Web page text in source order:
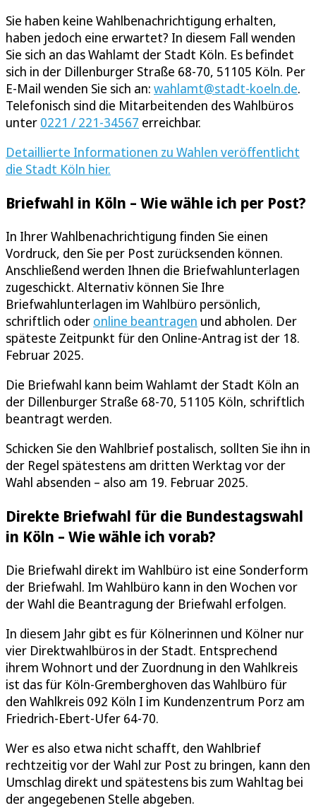
Sie haben keine Wahlbenachrichtigung erhalten,
haben jedoch eine erwartet? In diesem Fall wenden
Sie sich an das Wahlamt der Stadt Köln. Es befindet
sich in der Dillenburger Straße 68-70, 51105 Köln. Per
E-Mail wenden Sie sich an: wahlamt@stadt-koeln.de.
Telefonisch sind die Mitarbeitenden des Wahlbüros
unter 0221 / 221-34567 erreichbar.
Detaillierte Informationen zu Wahlen veröffentlicht
die Stadt Köln hier.
Briefwahl in Köln – Wie wähle ich per Post?
In Ihrer Wahlbenachrichtigung finden Sie einen
Vordruck, den Sie per Post zurücksenden können.
Anschließend werden Ihnen die Briefwahlunterlagen
zugeschickt. Alternativ können Sie Ihre
Briefwahlunterlagen im Wahlbüro persönlich,
schriftlich oder online beantragen und abholen. Der
späteste Zeitpunkt für den Online-Antrag ist der 18.
Februar 2025.
Die Briefwahl kann beim Wahlamt der Stadt Köln an
der Dillenburger Straße 68-70, 51105 Köln, schriftlich
beantragt werden.
Schicken Sie den Wahlbrief postalisch, sollten Sie ihn in
der Regel spätestens am dritten Werktag vor der
Wahl absenden – also am 19. Februar 2025.
Direkte Briefwahl für die Bundestagswahl
in Köln – Wie wähle ich vorab?
Die Briefwahl direkt im Wahlbüro ist eine Sonderform
der Briefwahl. Im Wahlbüro kann in den Wochen vor
der Wahl die Beantragung der Briefwahl erfolgen.
In diesem Jahr gibt es für Kölnerinnen und Kölner nur
vier Direktwahlbüros in der Stadt. Entsprechend
ihrem Wohnort und der Zuordnung in den Wahlkreis
ist das für Köln-Gremberghoven das Wahlbüro für
den Wahlkreis 092 Köln I im Kundenzentrum Porz am
Friedrich-Ebert-Ufer 64-70.
Wer es also etwa nicht schafft, den Wahlbrief
rechtzeitig vor der Wahl zur Post zu bringen, kann den
Umschlag direkt und spätestens bis zum Wahltag bei
der angegebenen Stelle abgeben.